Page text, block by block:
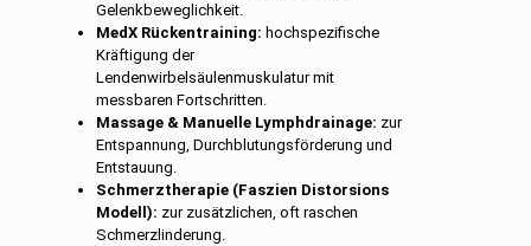
Gelenkbeweglichkeit.
MedX Rückentraining: hochspezifische
Kräftigung der
Lendenwirbelsäulenmuskulatur mit
messbaren Fortschritten.
Massage & Manuelle Lymphdrainage: zur
Entspannung, Durchblutungsförderung und
Entstauung.
Schmerztherapie (Faszien Distorsions
Modell): zur zusätzlichen, oft raschen
Schmerzlinderung.